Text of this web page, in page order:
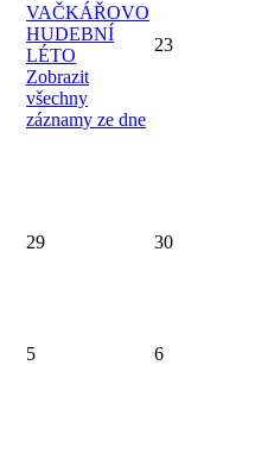
VAČKÁŘOVO
HUDEBNÍ
LÉTO
Zobrazit
všechny
záznamy ze dne
23
29 30
5 6